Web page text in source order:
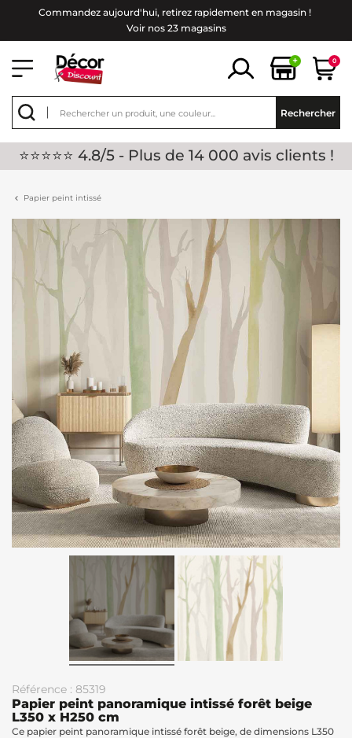
Commandez aujourd'hui, retirez rapidement en magasin !
Voir nos 23 magasins
+ 0
Rechercher
⭐⭐⭐⭐⭐ 4.8/5 - Plus de 14 000 avis clients !
Papier peint intissé
Référence : 85319
Papier peint panoramique intissé forêt beige
L350 x H250 cm
Ce papier peint panoramique intissé forêt beige, de dimensions L350